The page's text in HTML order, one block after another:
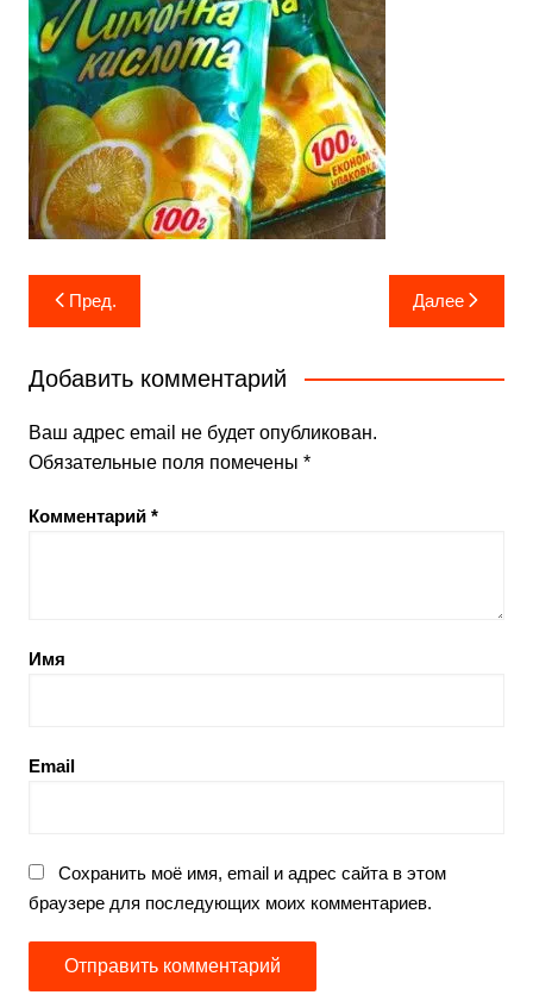
Навигация
по
записям
Пред. Далее
Добавить комментарий
Ваш адрес email не будет опубликован.
Обязательные поля помечены *
Комментарий *
Имя
Email
Сохранить моё имя, email и адрес сайта в этом
браузере для последующих моих комментариев.